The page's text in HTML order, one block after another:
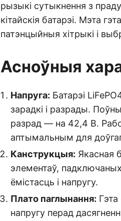
рызыкі сутыкнення з
кітайскія батарэі. Мэта
патэнцыйныя хітрыкі і
Асноўныя
Напруга: Батарэі
зарадкі і разрады.
разрад — на 42,4 В.
аптымальным для
Канструкцыя: Якасная
элементаў,
ёмістасць і напругу.
Плато паглынання:
напругу перад